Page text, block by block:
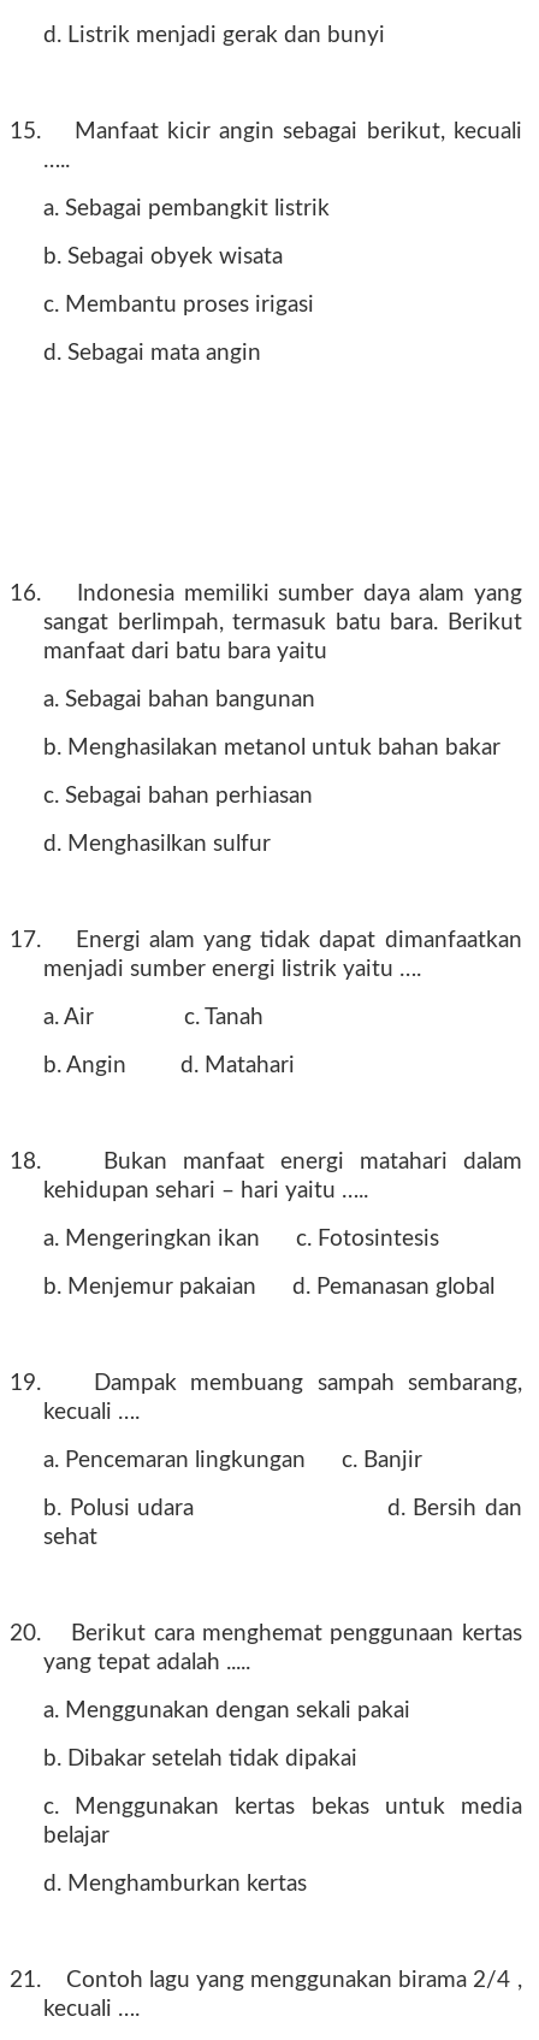
d. Listrik menjadi gerak dan bunyi
15.
Manfaat kicir angin sebagai berikut, kecuali
…..
a. Sebagai pembangkit listrik
b. Sebagai obyek wisata
c. Membantu proses irigasi
d. Sebagai mata angin
16.
Indonesia memiliki sumber daya alam yang
sangat berlimpah, termasuk batu bara. Berikut
manfaat dari batu bara yaitu
a. Sebagai bahan bangunan
b. Menghasilakan metanol untuk bahan bakar
c. Sebagai bahan perhiasan
d. Menghasilkan sulfur
17.
Energi alam yang tidak dapat dimanfaatkan
menjadi sumber energi listrik yaitu ….
a. Air c. Tanah
b. Angin d. Matahari
18.
Bukan manfaat energi matahari dalam
kehidupan sehari – hari yaitu …..
a. Mengeringkan ikan c. Fotosintesis
b. Menjemur pakaian d. Pemanasan global
19.
Dampak membuang sampah sembarang,
kecuali ….
a. Pencemaran lingkungan c. Banjir
b. Polusi udara
d. Bersih dan
sehat
20.
Berikut cara menghemat penggunaan kertas
yang tepat adalah .....
a. Menggunakan dengan sekali pakai
b. Dibakar setelah tidak dipakai
c. Menggunakan kertas bekas untuk media
belajar
d. Menghamburkan kertas
21.
Contoh lagu yang menggunakan birama 2/4 ,
kecuali ….